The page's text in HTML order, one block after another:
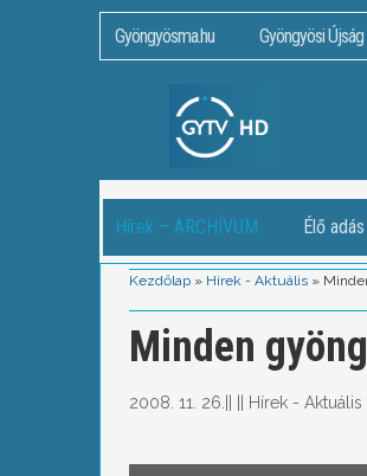
Gyöngyösma.hu Gyöngyösi Újság
Hírek – ARCHÍVUM Élő adás
Kezdőlap » Hírek - Aktuális »
Minden
2008. 11. 26. Hírek - Aktuális